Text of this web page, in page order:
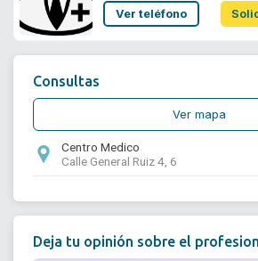
Soporte
Ver teléfono
Consultas
Ver mapa
Centro Medico
Calle General Ruiz 4, 6
Deja tu opinión sobre el